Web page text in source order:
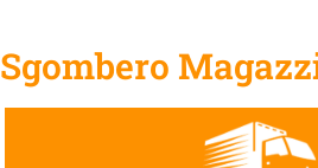
Sgombero